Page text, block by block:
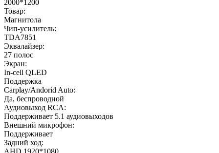
2000*1200
Товар:
Магнитола
Чип-усилитель:
TDA7851
Эквалайзер:
27 полос
Экран:
In-cell QLED
Поддержка
Carplay/Andorid Auto:
Да, беспроводной
Аудиовыход RCA:
Поддерживает 5.1 аудиовыходов
Внешний микрофон:
Поддерживает
Задний ход:
AHD 1920*1080